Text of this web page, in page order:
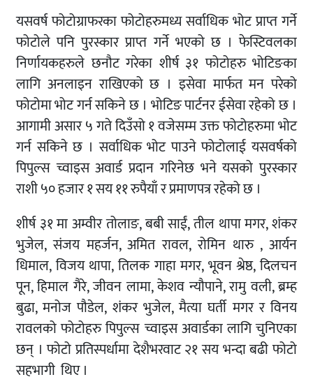
यसवर्ष फोटोग्राफरका फोटोहरुमध्य सर्वाधिक भोट प्राप्त गर्ने
फोटोले पनि पुरस्कार प्राप्त गर्ने भएको छ । फेस्टिवलका
निर्णायकहरुले छनौट गरेका शीर्ष ३१ फोटोहरु भोटिङका
लागि अनलाइन राखिएको छ । इसेवा मार्फत मन परेको
फोटोमा भोट गर्न सकिने छ । भोटिङ पार्टनर ईसेवा रहेको छ ।
आगामी असार ५ गते दिउँसो १ वजेसम्म उक्त फोटोहरुमा भोट
गर्न सकिने छ । सर्वाधिक भोट पाउने फोटोलाई यसवर्षको
पिपुल्स च्वाइस अवार्ड प्रदान गरिनेछ भने यसको पुरस्कार
राशी ५० हजार १ सय ११ रुपैयाँ र प्रमाणपत्र रहेको छ ।
शीर्ष ३१ मा अम्वीर तोलाङ, बबी साईं, तील थापा मगर, शंकर
भुजेल, संजय महर्जन, अमित रावल, रोमिन थारु , आर्यन
धिमाल, विजय थापा, तिलक गाहा मगर, भूवन श्रेष्ठ, दिलचन
पून, हिमाल गैरे, जीवन लामा, केशव न्यौपाने, रामु वली, ब्रम्ह
बुढा, मनोज पौडेल, शंकर भुजेल, मैत्या घर्ती मगर र विनय
रावलको फोटोहरु पिपुल्स च्वाइस अवार्डका लागि चुनिएका
छन् । फोटो प्रतिस्पर्धामा देशैभरवाट २१ सय भन्दा बढी फोटो
सहभागी थिए ।